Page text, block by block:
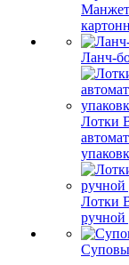
Ланч-
Лотки
Лотки
ручной